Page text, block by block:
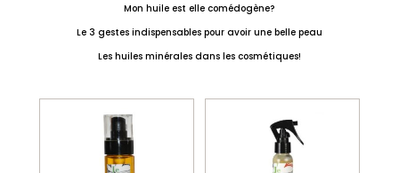
Mon huile est elle comédogène?
Le 3 gestes indispensables pour avoir une belle peau
Les huiles minérales dans les cosmétiques!